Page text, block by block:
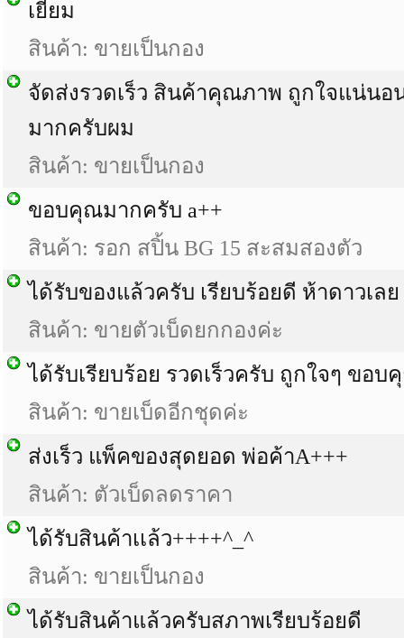
เยี่ยม
สินค้า: ขายเป็นกอง
จัดส่งรวดเร็ว สินค้าคุณภาพ ถูกใจแน่น
มากครับผม
สินค้า: ขายเป็นกอง
ขอบคุณมากครับ a++
สินค้า: รอก สปิ้น BG 15 สะสมสองตัว
ได้รับของแล้วครับ เรียบร้อยดี ห้าดาวเลย
สินค้า: ขายตัวเบ็ดยกกองค่ะ
ได้รับเรียบร้อย รวดเร็วครับ ถูกใจๆ ขอ
สินค้า: ขายเบ็ดอีกชุดค่ะ
ส่งเร็ว แพ็คของสุดยอด พ่อค้าA+++
สินค้า: ตัวเบ็ดลดราคา
ได้รับสินค้าเเล้ว++++^_^
สินค้า: ขายเป็นกอง
ได้รับสินค้าแล้วครับสภาพเรียบร้อยดี